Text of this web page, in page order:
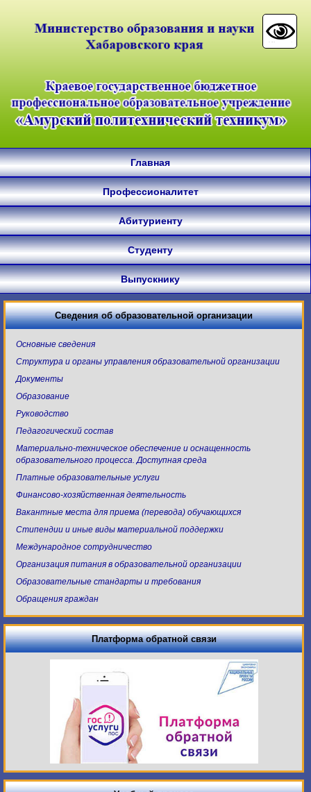
Главная
Профессионалитет
Абитуриенту
Студенту
Выпускнику
Сведения об образовательной организации
Основные сведения
Структура и органы управления образовательной организации
Документы
Образование
Руководство
Педагогический состав
Материально-техническое обеспечение и оснащенность
образовательного процесса. Доступная среда
Платные образовательные услуги
Финансово-хозяйственная деятельность
Вакантные места для приема (перевода) обучающихся
Стипендии и иные виды материальной поддержки
Международное сотрудничество
Организация питания в образовательной организации
Образовательные стандарты и требования
Обращения граждан
Платформа обратной связи